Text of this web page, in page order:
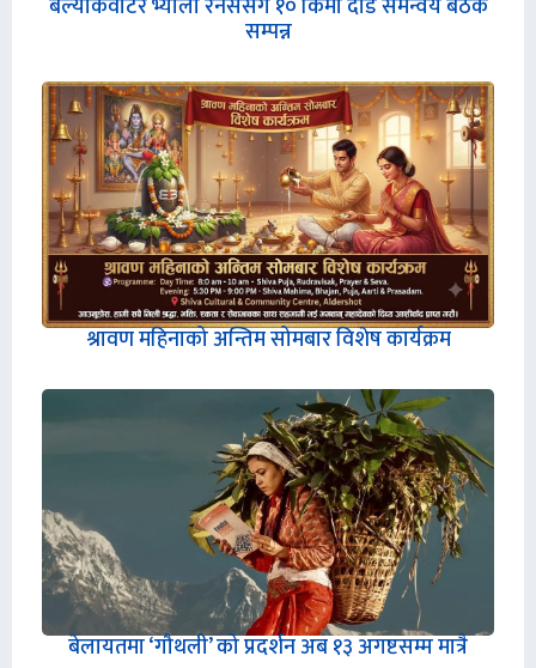
बल्याकवाटर भ्याली रनर्ससंग १० किमी दौड समन्वय बैठक
सम्पन्न
श्रावण महिनाको अन्तिम सोमबार विशेष कार्यक्रम
बेलायतमा ‘गौथली’ को प्रदर्शन अब १३ अगष्टसम्म मात्रै